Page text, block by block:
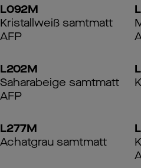
L092M
Kristallweiß samtmatt
AFP
L202M
Saharabeige samtmatt
AFP
L277M
Achatgrau samtmatt